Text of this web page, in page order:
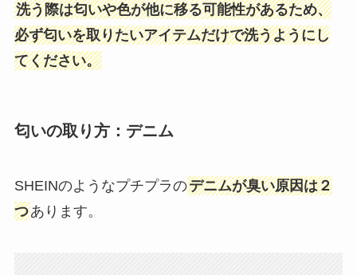
洗う際は匂いや色が他に移る可能性があるため、
必ず匂いを取りたいアイテムだけで洗うようにし
てください。
匂いの取り方：デニム
SHEINのようなプチプラのデニムが臭い原因は２
つあります。